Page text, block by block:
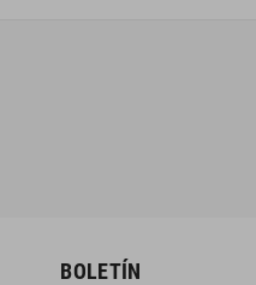
BOLETÍN